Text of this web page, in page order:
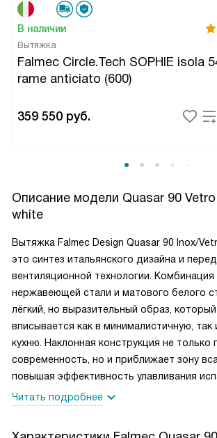
В наличии
Вытяжка
Falmec Circle.Tech SOPHIE isola
rame anticiato (600)
359 550 руб.
Описание модели Quasar 90
white
Вытяжка Falmec Design Quasar 90 Inox/
это синтез итальянского дизайна и
вентиляционной технологии.
нержавеющей стали и матового белого
лёгкий, но выразительный образ,
вписывается как в минималистичную, так
кухню. Наклонная конструкция не только
современность, но и приближает зону
повышая эффективность улавливания
Читать подробнее